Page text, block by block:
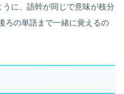
うに、語幹が同じで意味が枝分
ろの単語まで一緒に覚えるの